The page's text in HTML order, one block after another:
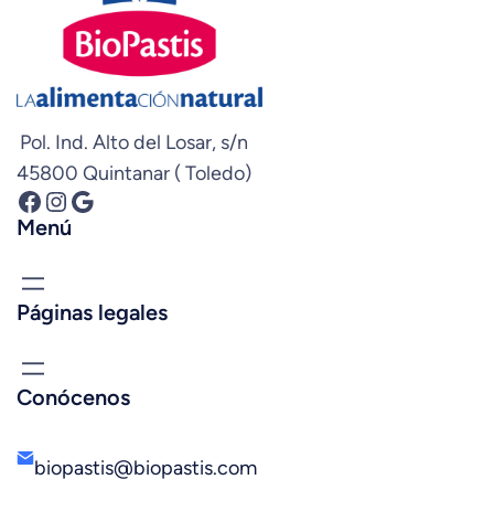
Pol. Ind. Alto del Losar, s/n
45800 Quintanar ( Toledo)
Facebook InstagramGoogle
Menú
Páginas legales
Conócenos
biopastis@biopastis.com